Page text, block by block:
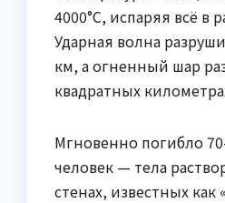
4000°C, испаряя всё в
Ударная волна
км, а огненный шар
квадратных
Мгновенно погибло
человек — тела
стенах, известных как